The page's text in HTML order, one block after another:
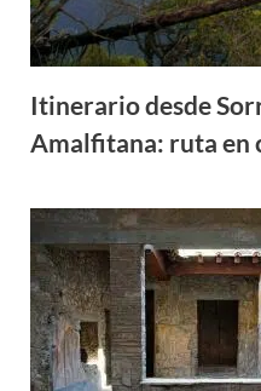
Itinerario desde
Amalfitana: ruta en